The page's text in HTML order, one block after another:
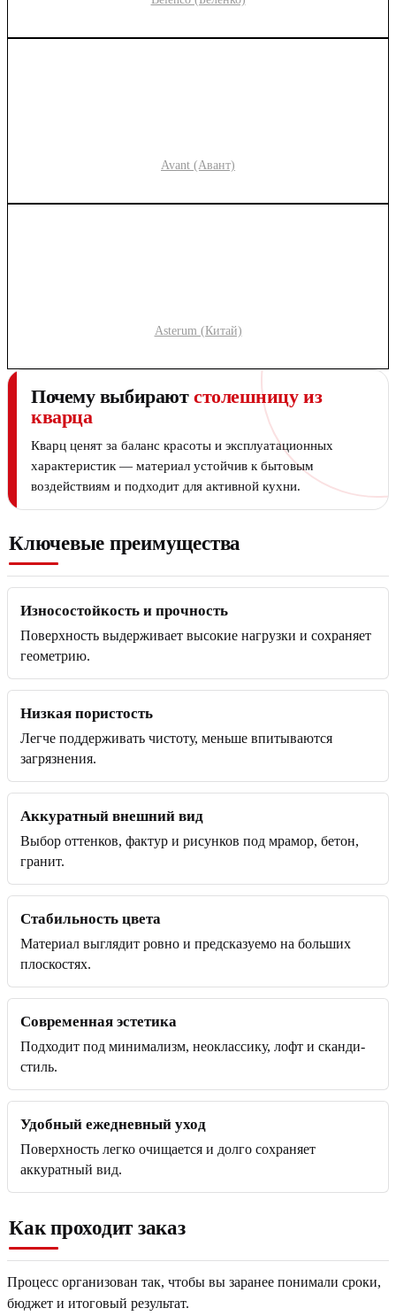
Avant (Авант)
Asterum (Китай)
Почему выбирают столешницу из
кварца
Кварц ценят за баланс красоты и эксплуатационных
характеристик — материал устойчив к бытовым
воздействиям и подходит для активной кухни.
Ключевые преимущества
Износостойкость и прочность
Поверхность выдерживает высокие нагрузки и сохраняет
геометрию.
Низкая пористость
Легче поддерживать чистоту, меньше впитываются
загрязнения.
Аккуратный внешний вид
Выбор оттенков, фактур и рисунков под мрамор, бетон,
гранит.
Стабильность цвета
Материал выглядит ровно и предсказуемо на больших
плоскостях.
Современная эстетика
Подходит под минимализм, неоклассику, лофт и сканди-
стиль.
Удобный ежедневный уход
Поверхность легко очищается и долго сохраняет
аккуратный вид.
Как проходит заказ
Процесс организован так, чтобы вы заранее понимали сроки,
бюджет и итоговый результат.